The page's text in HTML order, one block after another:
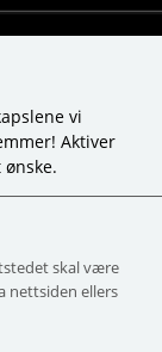
vi
Aktiver
skal være
nettsiden ellers